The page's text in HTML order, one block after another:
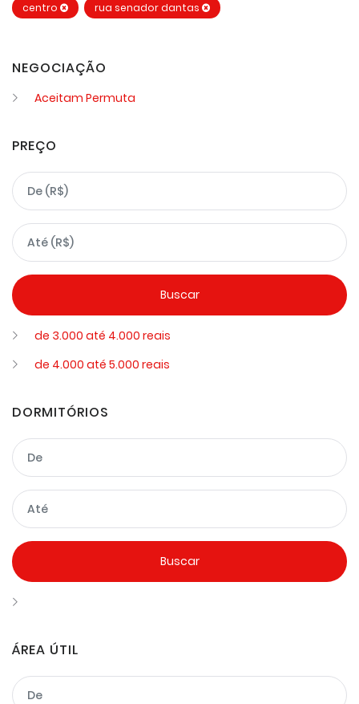
centro
rua senador dantas
NEGOCIAÇÃO
Aceitam Permuta
PREÇO
de 3.000 até 4.000 reais
de 4.000 até 5.000 reais
DORMITÓRIOS
ÁREA ÚTIL